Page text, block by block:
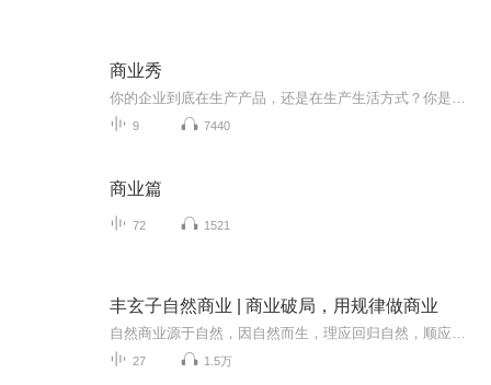
商业秀
9 7440
商业篇
72 1521
丰玄子自然商业 | 商业破局，用规律做商业
27 1.5万